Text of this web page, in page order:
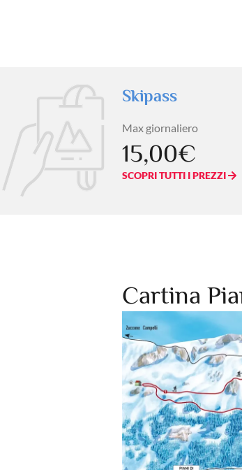
Skipass
Max giornaliero
15,00€
SCOPRI TUTTI I PREZZI
Cartina